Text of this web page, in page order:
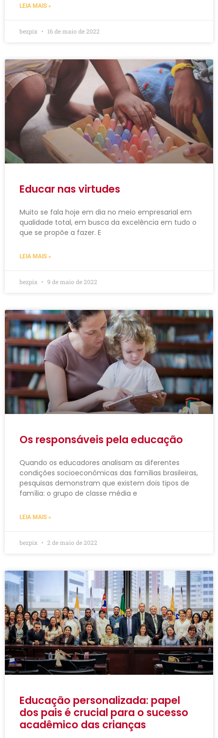
LEIA MAIS »
bezpix 16 de maio de 2022
Educar nas virtudes
Muito se fala hoje em dia no meio empresarial em
qualidade total, em busca da excelência em tudo o
que se propõe a fazer. E
LEIA MAIS »
bezpix 9 de maio de 2022
Os responsáveis pela educação
Quando os educadores analisam as diferentes
condições socioeconômicas das famílias brasileiras,
pesquisas demonstram que existem dois tipos de
família: o grupo de classe média e
LEIA MAIS »
bezpix 2 de maio de 2022
Educação personalizada: papel
dos pais é crucial para o sucesso
acadêmico das crianças